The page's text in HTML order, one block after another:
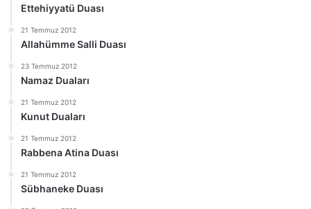
Ettehiyyatü Duası
21 Temmuz 2012
Allahümme Salli Duası
23 Temmuz 2012
Namaz Duaları
21 Temmuz 2012
Kunut Duaları
21 Temmuz 2012
Rabbena Atina Duası
21 Temmuz 2012
Sübhaneke Duası